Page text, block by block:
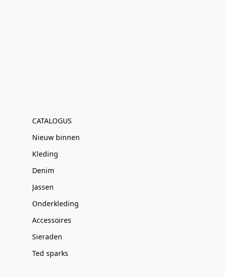
CATALOGUS
Nieuw binnen
Kleding
Denim
Jassen
Onderkleding
Accessoires
Sieraden
Ted sparks